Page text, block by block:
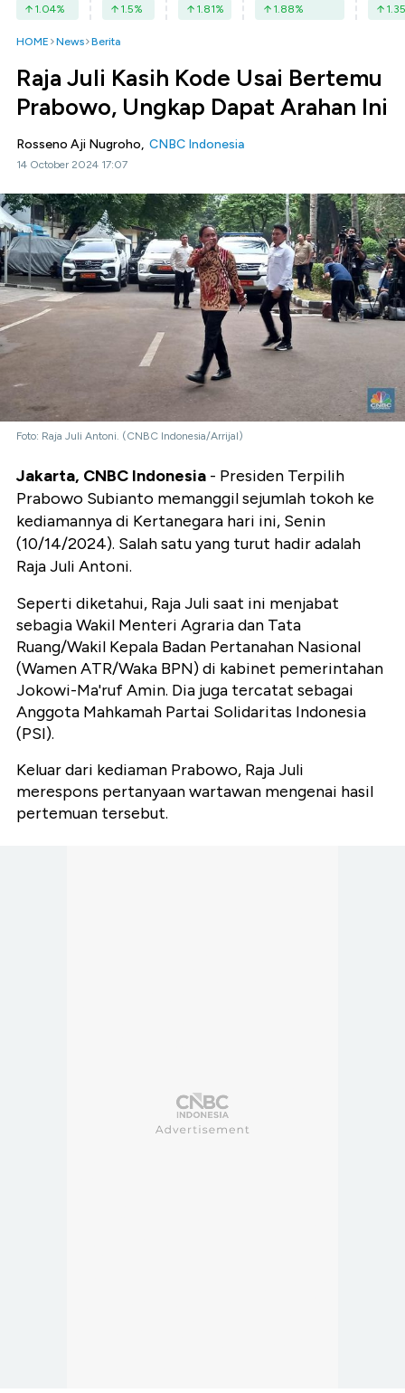
1.04% 1.5% 1.81% 1.88% 1.35
HOME News Berita
Raja Juli Kasih Kode Usai Bertemu
Prabowo, Ungkap Dapat Arahan Ini
Rosseno Aji Nugroho, CNBC Indonesia
14 October 2024 17:07
Foto: Raja Juli Antoni. (CNBC Indonesia/Arrijal)
Jakarta, CNBC Indonesia - Presiden Terpilih
Prabowo Subianto memanggil sejumlah tokoh ke
kediamannya di Kertanegara hari ini, Senin
(10/14/2024). Salah satu yang turut hadir adalah
Raja Juli Antoni.
Seperti diketahui, Raja Juli saat ini menjabat
sebagia Wakil Menteri Agraria dan Tata
Ruang/Wakil Kepala Badan Pertanahan Nasional
(Wamen ATR/Waka BPN) di kabinet pemerintahan
Jokowi-Ma'ruf Amin. Dia juga tercatat sebagai
Anggota Mahkamah Partai Solidaritas Indonesia
(PSI).
Keluar dari kediaman Prabowo, Raja Juli
merespons pertanyaan wartawan mengenai hasil
pertemuan tersebut.